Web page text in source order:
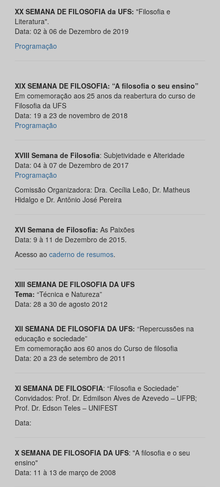
XX SEMANA DE FILOSOFIA da UFS: "Filosofia e
Literatura".
Data: 02 à 06 de Dezembro de 2019
Programação
XIX SEMANA DE FILOSOFIA: “A filosofia o seu ensino”
Em comemoração aos 25 anos da reabertura do curso de
Filosofia da UFS
Data: 19 a 23 de novembro de 2018
Programação
XVIII Semana de Filosofia: Subjetividade e Alteridade
Data: 04 à 07 de Dezembro de 2017
Programação
Comissão Organizadora: Dra. Cecília Leão, Dr. Matheus
Hidalgo e Dr. Antônio José Pereira
XVI Semana de Filosofia: As Paixões
Data: 9 à 11 de Dezembro de 2015.
Acesso ao caderno de resumos.
XIII SEMANA DE FILOSOFIA DA UFS
Tema: “Técnica e Natureza”
Data: 28 a 30 de agosto 2012
XII SEMANA DE FILOSOFIA DA UFS: “Repercussões na
educação e sociedade”
Em comemoração aos 60 anos do Curso de filosofia
Data: 20 a 23 de setembro de 2011
XI SEMANA DE FILOSOFIA: “Filosofia e Sociedade”
Convidados: Prof. Dr. Edmilson Alves de Azevedo – UFPB;
Prof. Dr. Edson Teles – UNIFEST
Data:
X SEMANA DE FILOSOFIA DA UFS: "A filosofia e o seu
ensino"
Data: 11 à 13 de março de 2008